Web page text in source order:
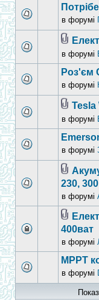
в форумі
в форумі
Роз'єм
в форумі
Tesla
в форумі
в форумі
230,
в форумі
400ват
в форумі
МРРТ
в форумі